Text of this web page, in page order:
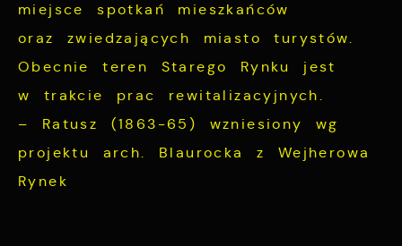
miejsce spotkań mieszkańców
oraz zwiedzających miasto turystów.
Obecnie teren Starego Rynku jest
w trakcie prac rewitalizacyjnych.
– Ratusz (1863-65) wzniesiony wg
projektu arch. Blaurocka z Wejherowa
Rynek